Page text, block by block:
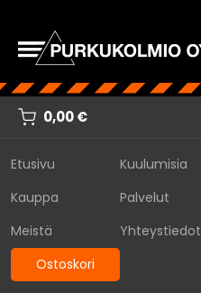
0,00€
Etusivu
Kuulumisia
Kauppa
Palvelut
Meistä
Yhteystiedot
Ostoskori